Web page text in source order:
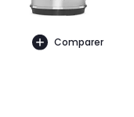
Comparer